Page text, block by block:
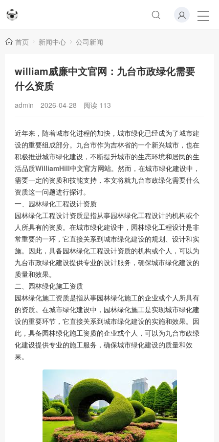
首页 新闻中心 公司新闻
william威廉中文官网：九台市政绿化需要
什么资质
admin 2026-04-28 阅读 113
近年来，随着城市化进程的加快，城市绿化已经成为了城市建
设的重要组成部分。九台市作为吉林省的一个新兴城市，也在
积极推进城市绿化建设，不断提升城市的生态环境和居民的生
活品质WilliamHill中文官方网站。然而，在城市绿化建设中，
需要一定的资质和技能支持，本文将就九台市政绿化需要什么
资质这一问题进行探讨。
一、园林绿化工程设计资质
园林绿化工程设计资质是指从事园林绿化工程设计的机构或个
人所具有的资质。在城市绿化建设中，园林绿化工程设计是非
常重要的一环，它直接关系到城市绿化建设的规划、设计和实
施。因此，具备园林绿化工程设计资质的机构或个人，可以为
九台市政绿化建设提供专业的设计服务，确保城市绿化建设的
质量和效果。
二、园林绿化施工资质
园林绿化施工资质是指从事园林绿化施工的企业或个人所具有
的资质。在城市绿化建设中，园林绿化施工是实现城市绿化建
设的重要环节，它直接关系到城市绿化建设的实施和效果。因
此，具备园林绿化施工资质的企业或个人，可以为九台市政绿
化建设提供专业的施工服务，确保城市绿化建设的质量和效
果。